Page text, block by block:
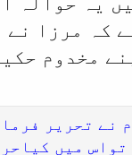
کہ مرزا
مخدوم
نے تحریر
میں